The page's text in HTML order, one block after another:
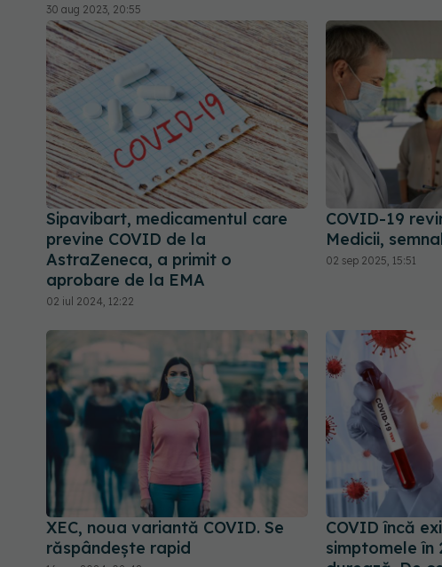
30 aug 2023, 20:55
Sipavibart, medicamentul care
previne COVID de la
AstraZeneca, a primit o
aprobare de la EMA
02 iul 2024, 12:22
COVID-19
Medicii,
02 sep 2025, 15:51
XEC, noua variantă COVID. Se
răspândește rapid
COVID încă
simptomele în